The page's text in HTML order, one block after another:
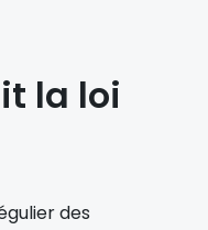
la loi
des